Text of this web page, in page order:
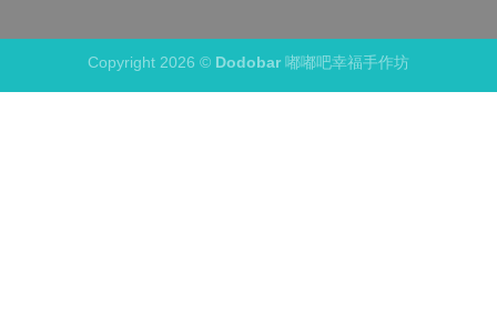
Copyright 2026 © Dodobar 嘟嘟吧幸福手作坊